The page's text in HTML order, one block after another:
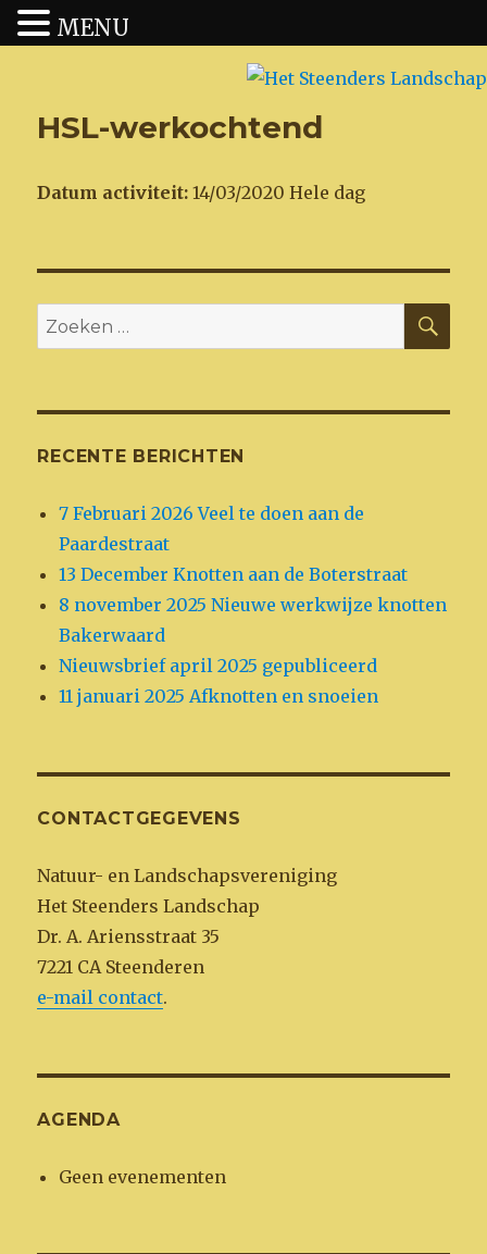
Het Steenders Landschap
HSL-werkochtend
Datum activiteit: 14/03/2020 Hele dag
Zoeken
naar:
RECENTE BERICHTEN
7 Februari 2026 Veel te doen aan de
Paardestraat
13 December Knotten aan de Boterstraat
8 november 2025 Nieuwe werkwijze knotten
Bakerwaard
Nieuwsbrief april 2025 gepubliceerd
11 januari 2025 Afknotten en snoeien
CONTACTGEGEVENS
Natuur- en Landschapsvereniging
Het Steenders Landschap
Dr. A. Ariensstraat 35
7221 CA Steenderen
e-mail contact.
AGENDA
Geen evenementen
MENU